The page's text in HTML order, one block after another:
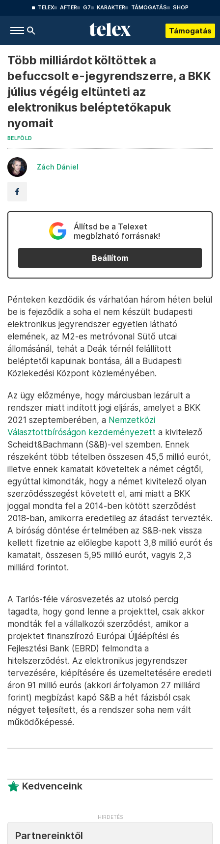
TELEX AFTER G7 KARAKTER TÁMOGATÁS SHOP
Támogatás
Több milliárdot költöttek a
befuccsolt e-jegyrendszerre, a BKK
július végéig eltünteti az
elektronikus beléptetőkapuk
nyomait
BELFÖLD
Zách Dániel
Állítsd be a Telexet
megbízható forrásnak!
Beállítom
Pénteken kezdődik és várhatóan három héten belül
be is fejeződik a soha el nem készült budapesti
elektronikus jegyrendszer egyetlen látható
elemének, az M2-es metróvonal Sütő utcai
állomásánál, tehát a Deák térnél felállított
beléptetői kapuinak bontása, áll a Budapesti
Közlekedési Központ közleményében.
Az ügy előzménye, hogy márciusban lezárult a
rendszer miatt indított jogi eljárás, amelyet a BKK
2021 szeptemberében, a Nemzetközi
Választottbíróságon kezdeményezett a kivitelező
Scheidt&Bachmann (S&B)-vel szemben. Ennek
részeként több tételben összesen 45,5 millió eurót,
illetve ennek kamatait követeltek a német cégtől,
egyúttal kimondták, hogy a német kivitelező olyan
szerződésszegést követett el, ami miatt a BKK
joggal mondta fel a 2014-ben kötött szerződést
2018-ban, amikorra eredetileg az átadást tervezték.
A bíróság döntése értelmében az S&B-nek vissza
kellett fizetnie az előlegbe kapott 3,8 millió eurót és
kamatait, összesen 5,95 millió eurót, vagyis 2,3
milliárd forintot.
A Tarlós-féle városvezetés az utolsó percig
tagadta, hogy gond lenne a projekttel, csak akkor
mondták fel a vállalkozói szerződést, amikor a
projektet finanszírozó Európai Újjáépítési és
Fejlesztési Bank (EBRD) felmondta a
hitelszerződést. Az elektronikus jegyrendszer
tervezésére, kiépítésére és üzemeltetésére eredeti
áron 91 millió eurós (akkori árfolyamon 27 milliárd
forint) megbízást kapó S&B a hét fázisból csak
négyet teljesített, és a rendszer soha nem vált
működőképessé.
Kedvenceink
Partnereinktől